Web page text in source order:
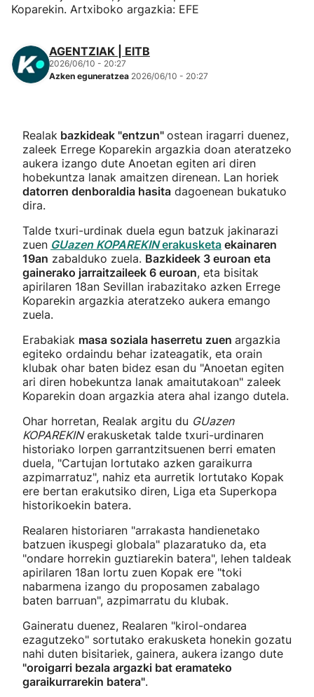
Koparekin. Artxiboko argazkia: EFE
AGENTZIAK | EITB
2026/06/10 - 20:27
Azken eguneratzea 2026/06/10 - 20:27
Realak bazkideak "entzun" ostean iragarri duenez,
zaleek Errege Koparekin argazkia doan ateratzeko
aukera izango dute Anoetan egiten ari diren
hobekuntza lanak amaitzen direnean. Lan horiek
datorren denboraldia hasita dagoenean bukatuko
dira.
Talde txuri-urdinak duela egun batzuk jakinarazi
zuen GUazen KOPAREKINerakusketa ekainaren
19an zabalduko zuela. Bazkideek 3 euroan eta
gainerako jarraitzaileek 6 euroan, eta bisitak
apirilaren 18an Sevillan irabazitako azken Errege
Koparekin argazkia ateratzeko aukera emango
zuela.
Erabakiak masa soziala haserretu zuen argazkia
egiteko ordaindu behar izateagatik, eta orain
klubak ohar baten bidez esan du "Anoetan egiten
ari diren hobekuntza lanak amaitutakoan" zaleek
Koparekin doan argazkia atera ahal izango dutela.
Ohar horretan, Realak argitu du GUazen
KOPAREKINerakusketak talde txuri-urdinaren
historiako lorpen garrantzitsuenen berri ematen
duela, "Cartujan lortutako azken garaikurra
azpimarratuz", nahiz eta aurretik lortutako Kopak
ere bertan erakutsiko diren, Liga eta Superkopa
historikoekin batera.
Realaren historiaren "arrakasta handienetako
batzuen ikuspegi globala" plazaratuko da, eta
"ondare horrekin guztiarekin batera", lehen taldeak
apirilaren 18an lortu zuen Kopak ere "toki
nabarmena izango du proposamen zabalago
baten barruan", azpimarratu du klubak.
Gaineratu duenez, Realaren "kirol-ondarea
ezagutzeko" sortutako erakusketa honekin gozatu
nahi duten bisitariek, gainera, aukera izango dute
"oroigarri bezala argazki bat eramateko
garaikurrarekin batera".